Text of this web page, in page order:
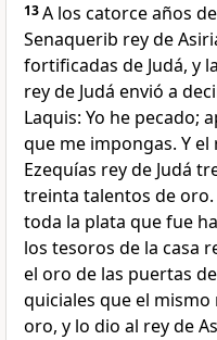
13A los catorce años
Senaquerib rey de
fortificadas de Judá, y
rey de Judá envió a
Laquis: Yo he pecado;
que me impongas. Y
Ezequías rey de Judá
treinta talentos de oro.
toda la plata que fue
los tesoros de la casa
el oro de las puertas
quiciales que el
oro, y lo dio al rey de